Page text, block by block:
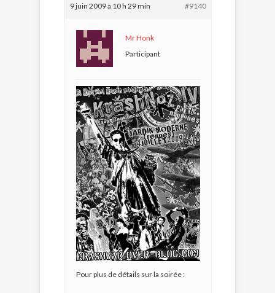
9 juin 2009 à 10 h 29 min #9140
Mr Honk
Participant
Pour plus de détails sur la soirée :